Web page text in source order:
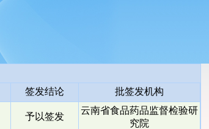
签发结论 批签发机构
予以签发
云南省食品药品监督检验研
究院